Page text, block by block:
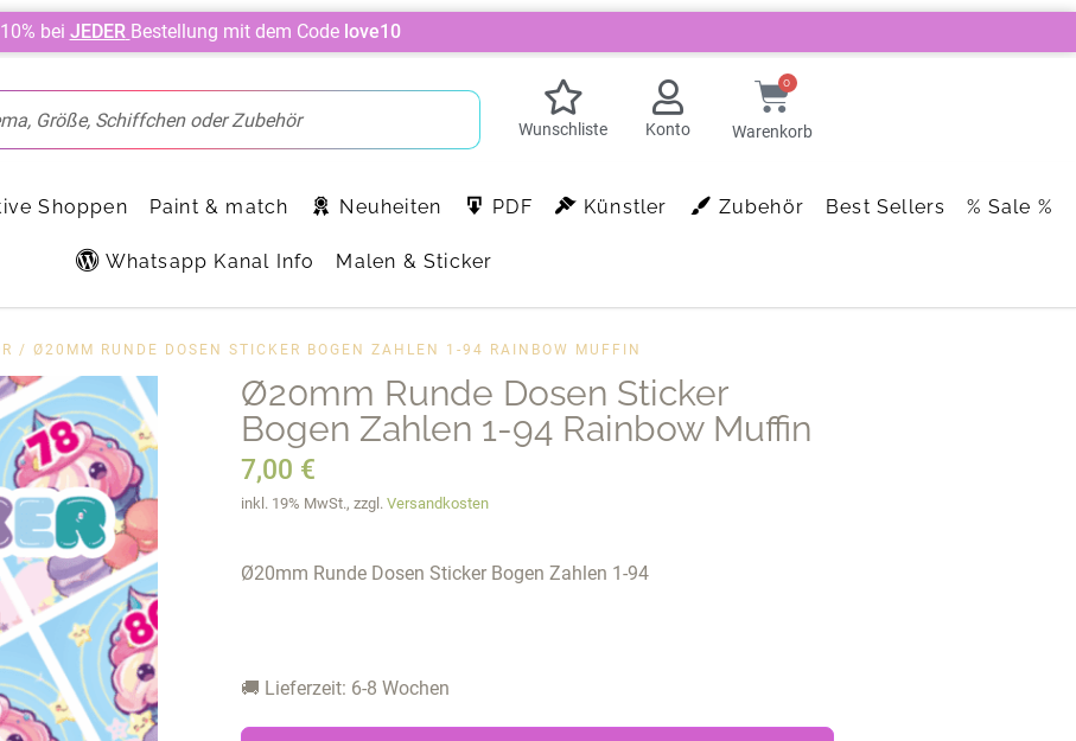
bei JEDER Bestellung mit dem Code love10
Wunschliste Konto
0
Warenkorb
Shoppen Paint & match Neuheiten PDF Künstler Zubehör Best Sellers % Sale %
Whatsapp Kanal Info Malen & Sticker
/ Ø20MM RUNDE DOSEN STICKER BOGEN ZAHLEN 1-94 RAINBOW MUFFIN
Ø20mm Runde Dosen Sticker
Bogen Zahlen 1-94 Rainbow Muffin
7,00 €
inkl. 19% MwSt., zzgl. Versandkosten
Ø20mm Runde Dosen Sticker Bogen Zahlen 1-94
🚚 Lieferzeit: 6-8 Wochen